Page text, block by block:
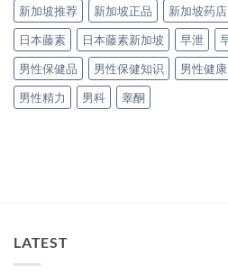
新加坡推荐
新加坡正品 新加坡药店
日本藤素
日本藤素新加坡 早泄
男性保健品
男性保健知识 男性健康
男性精力
男科 睾酮
LATEST